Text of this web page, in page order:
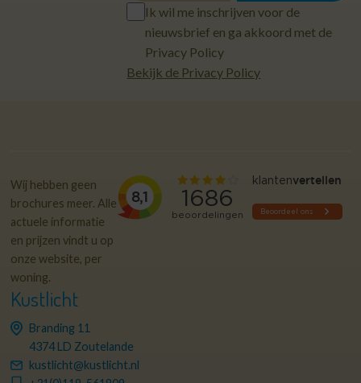
Ik wil me inschrijven voor de
nieuwsbrief en ga akkoord met de
Privacy Policy
Bekijk de Privacy Policy
Wij hebben geen
brochures meer. Alle
actuele informatie
en prijzen vindt u op
onze website, per
woning.
Kustlicht
Branding 11
4374 LD Zoutelande
kustlicht@kustlicht.nl